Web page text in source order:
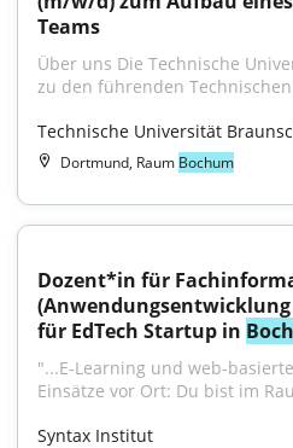
Teams
Über uns Die Technische
zu den führenden
Technische Universität
Dortmund, Raum Bochum
Dozent*in für
für EdTech Startup in
"...E-Learning und web-
Einsätze vor Ort: Du bist im
Syntax Institut